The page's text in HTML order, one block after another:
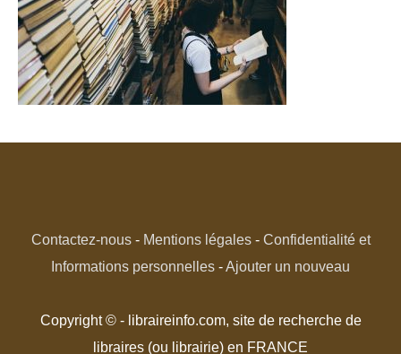
Contactez-nous- Mentions légales- Confidentialité et
Informations personnelles -Ajouter un nouveau
Copyright © - libraireinfo.com, site de recherche de
libraires (ou librairie) en FRANCE